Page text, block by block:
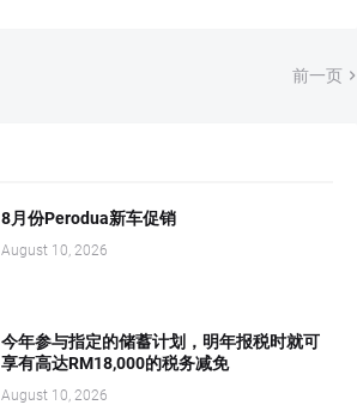
前一页
8月份Perodua新车促销
August 10, 2026
今年参与指定的储蓄计划，明年报税时就可
享有高达RM18,000的税务减免
August 10, 2026